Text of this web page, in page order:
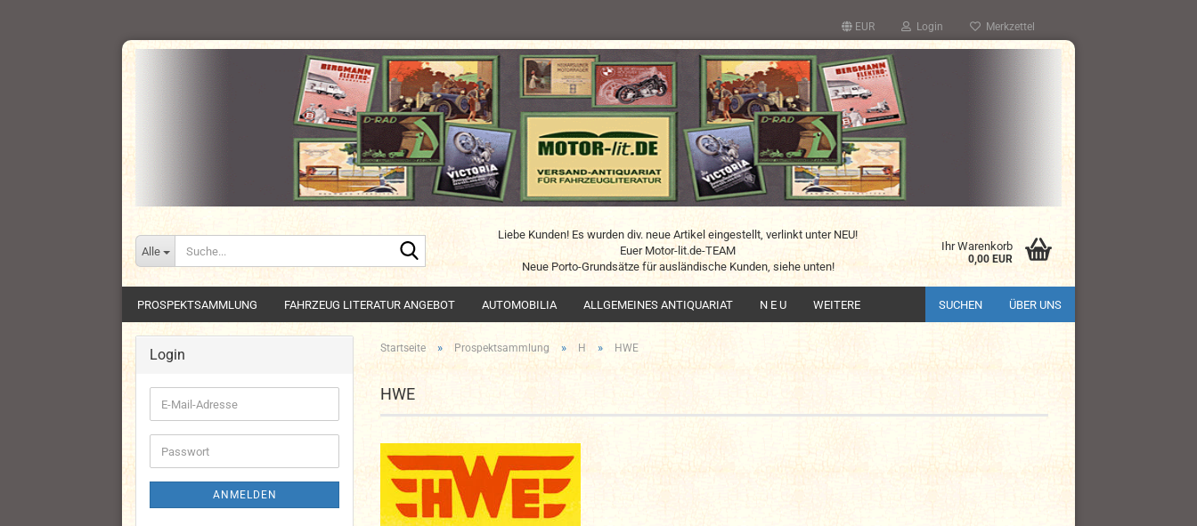
EUR Login Merkzettel
Alle
Liebe Kunden! Es wurden div. neue Artikel eingestellt, verlinkt unter NEU!
Euer Motor-lit.de-TEAM
Neue Porto-Grundsätze für ausländische Kunden, siehe unten!
Ihr Warenkorb
0,00 EUR
PROSPEKTSAMMLUNG FAHRZEUG LITERATUR ANGEBOT AUTOMOBILIA ALLGEMEINES ANTIQUARIAT N E U SUCHEN ÜBER UNS
WEITERE
Startseite » Prospektsammlung » H » HWE
HWE
Login
E-
Mail-
Adresse
Passwort
ANMELDEN